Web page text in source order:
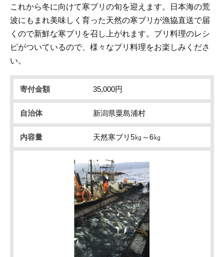
これから冬に向けて寒ブリの旬を迎えます。日本海の荒
波にもまれ美味しく育った天然の寒ブリが漁協直送で届
くので新鮮な寒ブリを召し上がれます。ブリ料理のレシ
ピがついているので、様々なブリ料理をお楽しみくださ
い。
寄付金額 35,000円
自治体 新潟県粟島浦村
内容量 天然寒ブリ5㎏～6㎏